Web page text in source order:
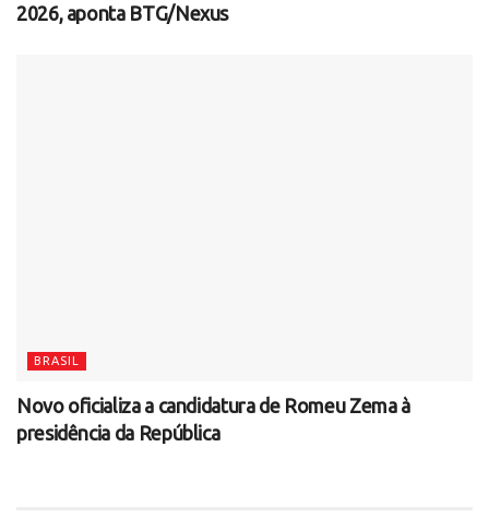
2026, aponta BTG/Nexus
BRASIL
Novo oficializa a candidatura de Romeu Zema à
presidência da República